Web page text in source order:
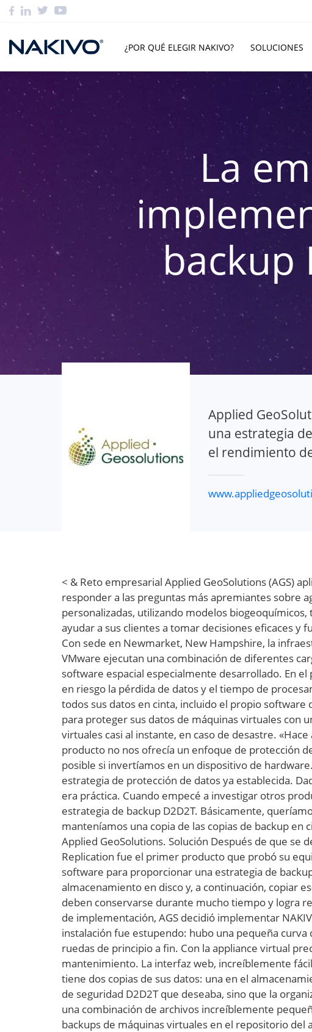
¿POR QUÉ ELEGIR NAKIVO? SOLUCIONES
La
backup
Applied
una estrategia
el rendimiento
< & Reto empresarial Applied GeoSolutions (AGS)
responder a las preguntas más apremiantes sobre
personalizadas, utilizando modelos
ayudar a sus clientes a tomar decisiones eficaces y
Con sede en Newmarket, New Hampshire, la
VMware ejecutan una combinación de diferentes
software espacial especialmente desarrollado. En
en riesgo la pérdida de datos y el tiempo de
todos sus datos en cinta, incluido el propio
para proteger sus datos de máquinas virtuales con
virtuales casi al instante, en caso de desastre.
producto no nos ofrecía un enfoque de protección
posible si invertíamos en un dispositivo de
estrategia de protección de datos ya establecida.
era práctica. Cuando empecé a investigar otros
estrategia de backup D2D2T. Básicamente,
manteníamos una copia de las copias de backup en
Applied GeoSolutions. Solución Después de que se
Replication fue el primer producto que probó su
software para proporcionar una estrategia de
almacenamiento en disco y, a continuación, copiar
deben conservarse durante mucho tiempo y logra
de implementación, AGS decidió implementar
instalación fue estupendo: hubo una pequeña
ruedas de principio a fin. Con la appliance virtual
mantenimiento. La interfaz web, increíblemente
tiene dos copias de sus datos: una en el
de seguridad D2D2T que deseaba, sino que la
una combinación de archivos increíblemente
backups de máquinas virtuales en el repositorio del